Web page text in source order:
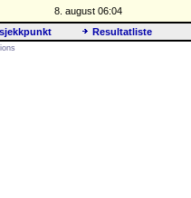
8. august 06:04
Resultatliste